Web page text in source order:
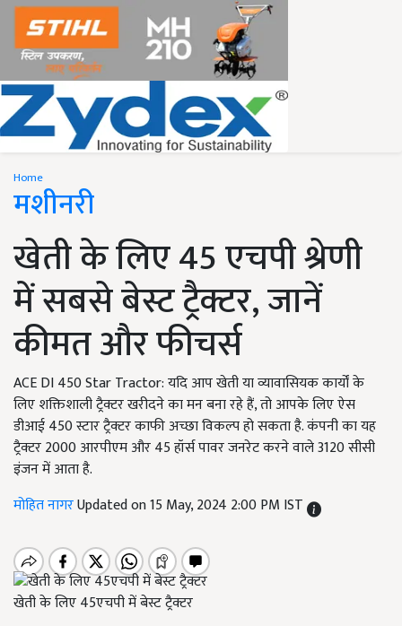
Home
मशीनरी
खेती के लिए 45 एचपी श्रेणी
में सबसे बेस्ट ट्रैक्टर, जानें
कीमत और फीचर्स
ACE DI 450 Star Tractor: यदि आप खेती या व्यावासियक कार्यों के
लिए शक्तिशाली ट्रैक्टर खरीदने का मन बना रहे हैं, तो आपके लिए ऐस
डीआई 450 स्टार ट्रैक्टर काफी अच्छा विकल्प हो सकता है. कंपनी का यह
ट्रैक्टर 2000 आरपीएम और 45 हॉर्स पावर जनरेट करने वाले 3120 सीसी
इंजन में आता है.
मोहित नागरUpdated on 15 May, 2024 2:00 PM IST
खेती के लिए 45एचपी में बेस्ट ट्रैक्टर